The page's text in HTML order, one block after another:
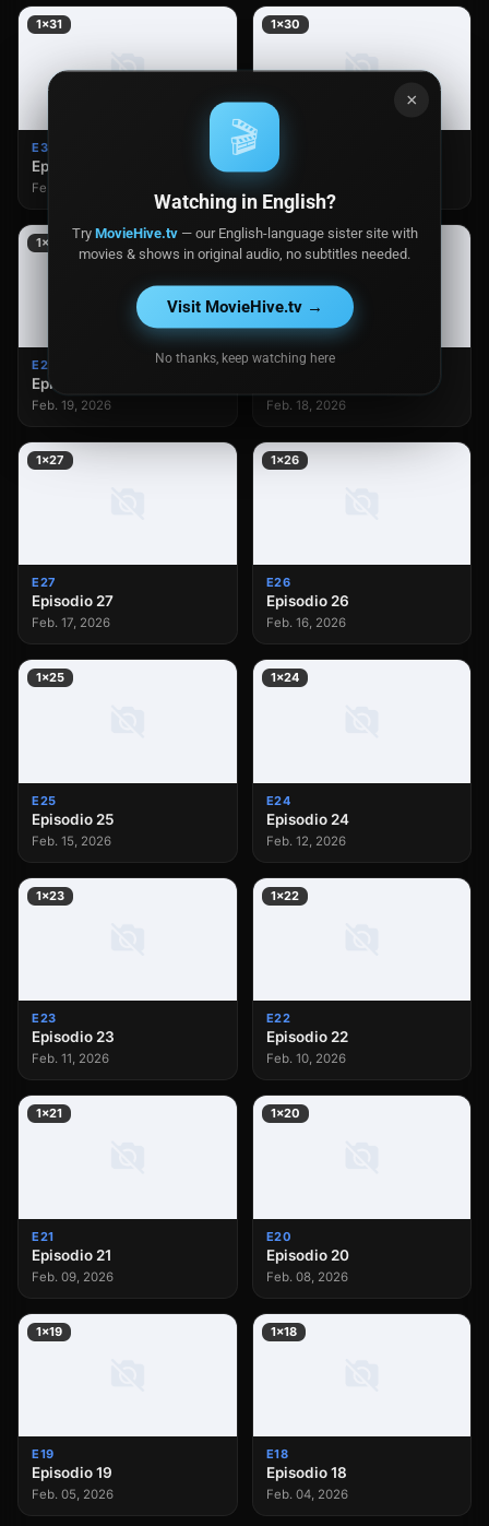
1×31
E31
Episodio 31
Feb. 23, 2026
1×30
Episodio 30
1×29
E29
Episodio 29
Feb. 19, 2026
1×28
E28
Feb. 18, 2026
1×27
E27
Episodio 27
Feb. 17, 2026
1×26
E26
Episodio 26
Feb. 16, 2026
1×25
E25
Episodio 25
Feb. 15, 2026
1×24
E24
Episodio 24
Feb. 12, 2026
1×23
E23
Episodio 23
Feb. 11, 2026
1×22
E22
Episodio 22
Feb. 10, 2026
1×21
E21
Episodio 21
Feb. 09, 2026
1×20
E20
Episodio 20
Feb. 08, 2026
1×19
E19
Episodio 19
Feb. 05, 2026
1×18
E18
Episodio 18
Feb. 04, 2026
×
🎬
Watching in English?
Try MovieHive.tv— our English-language sister site with
movies & shows in original audio, no subtitles needed.
Visit MovieHive.tv →
No thanks, keep watching here